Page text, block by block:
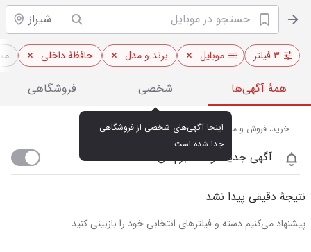
شیراز
۳ فیلتر موبایل برند و مدل حافظهٔ داخلی
همهٔ آگهی‌ها شخصی فروشگاهی
جدا شده است.
خرید، فروش و مشاهده قیمت روز موبایل در شیراز
آگهی جدید اومد خبرم کن
نتیجهٔ دقیقی پیدا نشد
پیشنهاد می‌کنیم دسته و فیلترهای انتخابی خود را بازبینی کنید.